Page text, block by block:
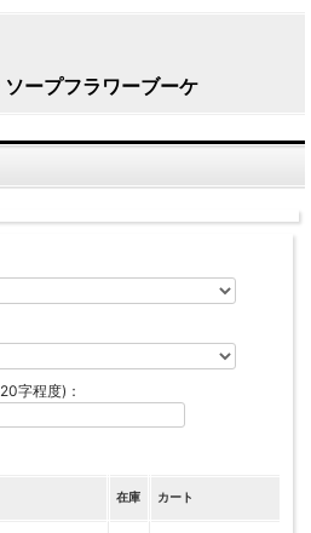
ープフラワーブーケ
字程度)：
在庫 カート